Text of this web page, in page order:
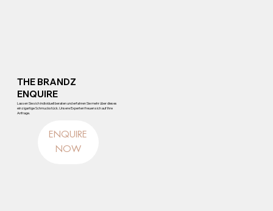
THE BRANDZ
ENQUIRE
Lassen Sie sich individuell beraten und erfahren Sie mehr über dieses
einzigartige Schmuckstück. Unsere Experten freuen sich auf Ihre
Anfrage.
ENQUIRE
NOW